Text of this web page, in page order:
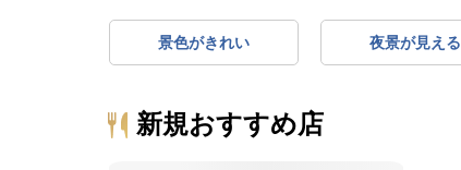
景色がきれい 夜景が見える
新規おすすめ店